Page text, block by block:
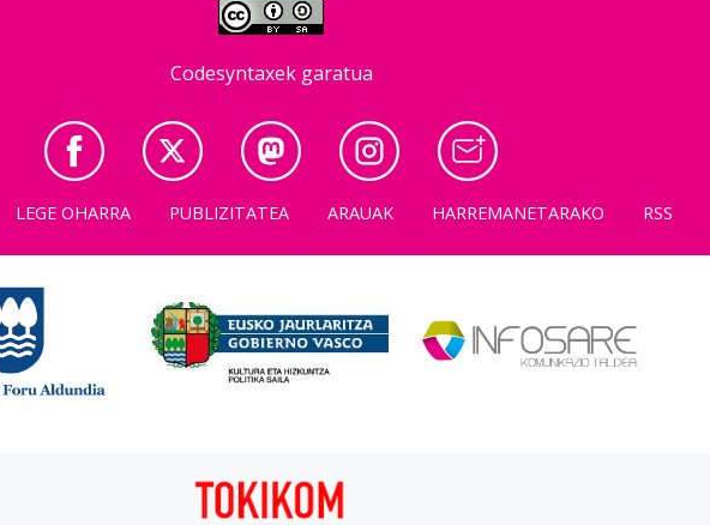
Codesyntaxek garatua
LEGE OHARRA PUBLIZITATEA ARAUAK HARREMANETARAKO RSS